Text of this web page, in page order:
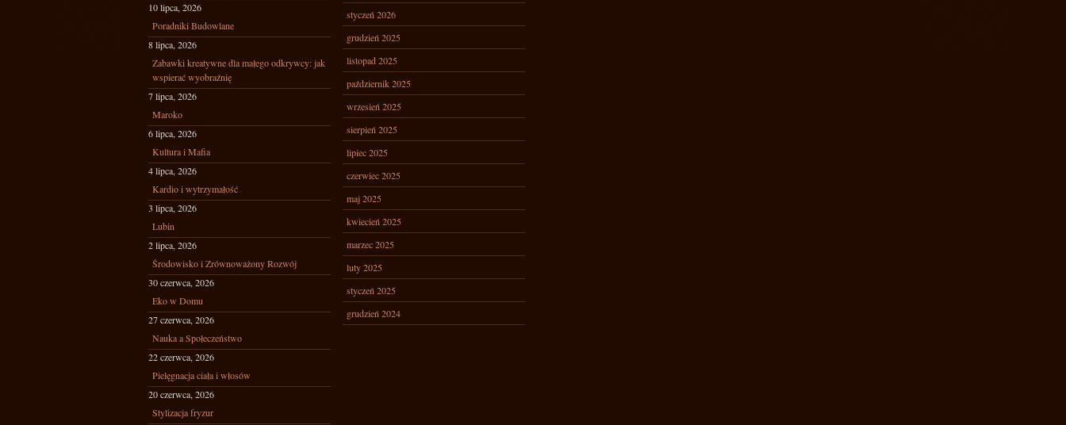
10 lipca, 2026
Poradniki Budowlane
8 lipca, 2026
Zabawki kreatywne dla małego odkrywcy: jak
wspierać wyobraźnię
7 lipca, 2026
Maroko
6 lipca, 2026
Kultura i Mafia
4 lipca, 2026
Kardio i wytrzymałość
3 lipca, 2026
Lubin
2 lipca, 2026
Środowisko i Zrównoważony Rozwój
30 czerwca, 2026
Eko w Domu
27 czerwca, 2026
Nauka a Społeczeństwo
22 czerwca, 2026
Pielęgnacja ciała i włosów
20 czerwca, 2026
Stylizacja fryzur
styczeń 2026
grudzień 2025
listopad 2025
październik 2025
wrzesień 2025
sierpień 2025
lipiec 2025
czerwiec 2025
maj 2025
kwiecień 2025
marzec 2025
luty 2025
styczeń 2025
grudzień 2024